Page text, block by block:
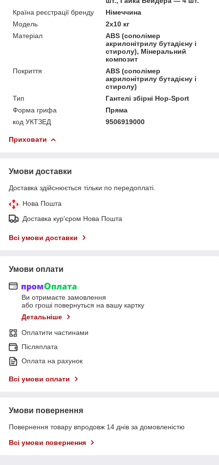
Країна реєстрації бренду
Німеччина
Мoдель
2x10 кг
Матеріал
ABS (сополімер
акрилонітрилу бутадієну і
стиролу), Мінеральний
композит
Покриття
ABS (сополімер
акрилонітрилу бутадієну і
стиролу)
Тип
Гантелі збірні Hop-Sport
Форма грифа
Пряма
код УКТЗЕД
9506919000
Приховати
Умови доставки
Доставка здійснюється тільки по передоплаті.
Нова Пошта
Доставка кур'єром Нова Пошта
Всі умови доставки
Умови оплати
Ви отримаєте замовлення
або гроші повернуться на вашу картку
Детальніше
Оплатити частинами
Післяплата
Оплата на рахунок
Всі умови оплати
Умови повернення
Повернення товару впродовж 14 днів за домовленістю
Всі умови повернення